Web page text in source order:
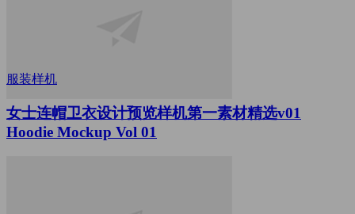
服装样机
女士连帽卫衣设计预览样机第一素材精选v01
Hoodie Mockup Vol 01